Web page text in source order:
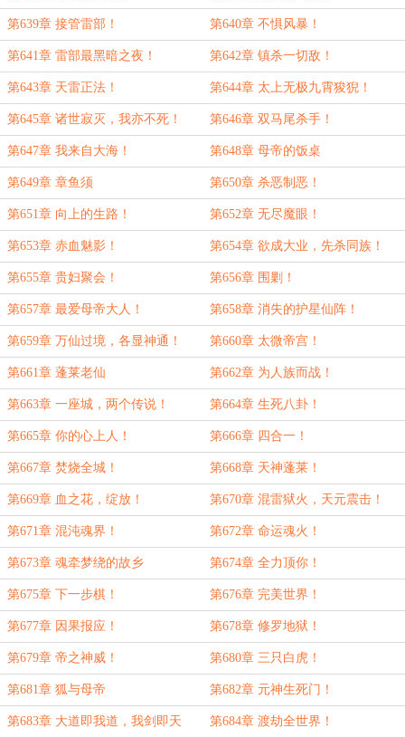
第639章 接管雷部！ 第640章 不惧风暴！
第641章 雷部最黑暗之夜！ 第642章 镇杀一切敌！
第643章 天雷正法！ 第644章 太上无极九霄狻猊！
第645章 诸世寂灭，我亦不死！ 第646章 双马尾杀手！
第647章 我来自大海！ 第648章 母帝的饭桌
第649章 章鱼须 第650章 杀恶制恶！
第651章 向上的生路！ 第652章 无尽魔眼！
第653章 赤血魅影！ 第654章 欲成大业，先杀同族！
第655章 贵妇聚会！ 第656章 围剿！
第657章 最爱母帝大人！ 第658章 消失的护星仙阵！
第659章 万仙过境，各显神通！ 第660章 太微帝宫！
第661章 蓬莱老仙 第662章 为人族而战！
第663章 一座城，两个传说！ 第664章 生死八卦！
第665章 你的心上人！ 第666章 四合一！
第667章 焚烧全城！ 第668章 天神蓬莱！
第669章 血之花，绽放！ 第670章 混雷狱火，天元震击！
第671章 混沌魂界！ 第672章 命运魂火！
第673章 魂牵梦绕的故乡 第674章 全力顶你！
第675章 下一步棋！ 第676章 完美世界！
第677章 因果报应！ 第678章 修罗地狱！
第679章 帝之神威！ 第680章 三只白虎！
第681章 狐与母帝 第682章 元神生死门！
第683章 大道即我道，我剑即天 第684章 渡劫全世界！